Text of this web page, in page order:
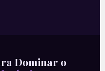
Dominar o